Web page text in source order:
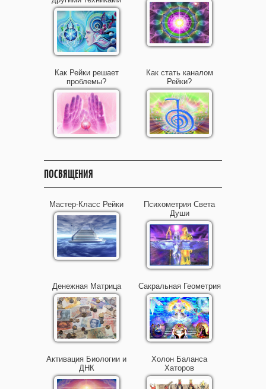
Как Рейки решает
проблемы?
Как стать каналом
Рейки?
ПОСВЯЩЕНИЯ
Мастер-Класс Рейки
Психометрия Света
Души
Денежная Матрица Сакральная Геометрия
Активация Биологии и
ДНК
Холон Баланса
Хаторов